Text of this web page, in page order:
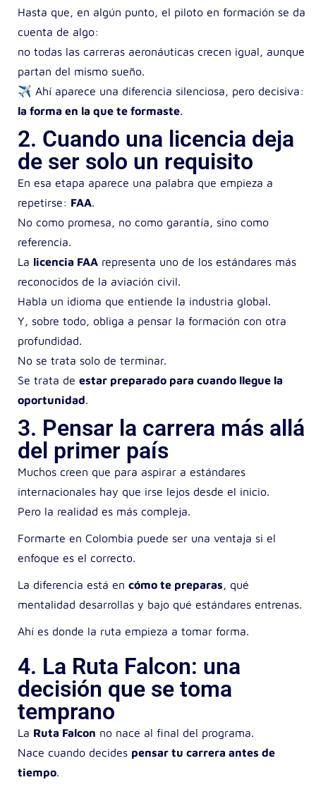
Hasta que, en algún punto, el piloto en formación se da
cuenta de algo:
no todas las carreras aeronáuticas crecen igual, aunque
partan del mismo sueño.
✈️ Ahí aparece una diferencia silenciosa, pero decisiva:
la forma en la que te formaste.
2. Cuando una licencia deja
de ser solo un requisito
En esa etapa aparece una palabra que empieza a
repetirse: FAA.
No como promesa, no como garantía, sino como
referencia.
La licencia FAA representa uno de los estándares más
reconocidos de la aviación civil.
Habla un idioma que entiende la industria global.
Y, sobre todo, obliga a pensar la formación con otra
profundidad.
No se trata solo de terminar.
Se trata de estar preparado para cuando llegue la
oportunidad.
3. Pensar la carrera más allá
del primer país
Muchos creen que para aspirar a estándares
internacionales hay que irse lejos desde el inicio.
Pero la realidad es más compleja.
Formarte en Colombia puede ser una ventaja si el
enfoque es el correcto.
La diferencia está en cómo te preparas, qué
mentalidad desarrollas y bajo qué estándares entrenas.
Ahí es donde la ruta empieza a tomar forma.
4. La Ruta Falcon: una
decisión que se toma
temprano
La Ruta Falcon no nace al final del programa.
Nace cuando decides pensar tu carrera antes de
tiempo.